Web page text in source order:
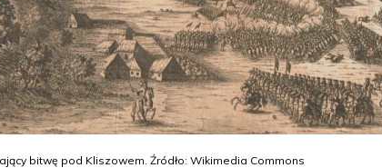
bitwę pod Kliszowem. Źródło: Wikimedia Commons